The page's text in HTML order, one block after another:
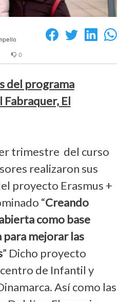
0
del programa
Fabraquer, El
del curso
realizaron sus
proyecto Erasmus +
“Creando
como base
mejorar las
” Dicho proyecto
de Infantil y
Así como las